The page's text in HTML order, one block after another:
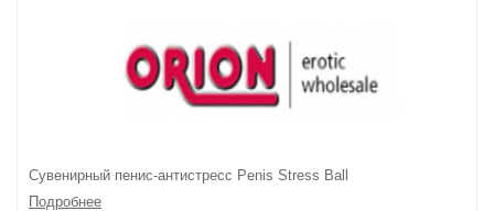
Сувенирный пенис-антистресс Penis Stress Ball
Подробнее